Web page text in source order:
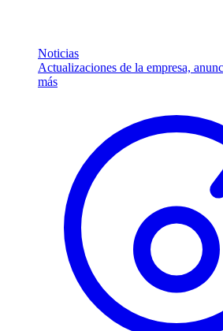
Noticias
Actualizaciones de la empresa,
más